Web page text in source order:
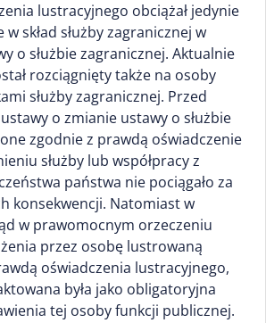
lustracyjnego obciążał jedynie
skład służby zagranicznej w
o służbie zagranicznej. Aktualnie
rozciągnięty także na osoby
służby zagranicznej. Przed
o zmianie ustawy o służbie
zgodnie z prawdą oświadczenie
służby lub współpracy z
państwa nie pociągało za
konsekwencji. Natomiast w
w prawomocnym orzeczeniu
przez osobę lustrowaną
oświadczenia lustracyjnego,
była jako obligatoryjna
tej osoby funkcji publicznej.